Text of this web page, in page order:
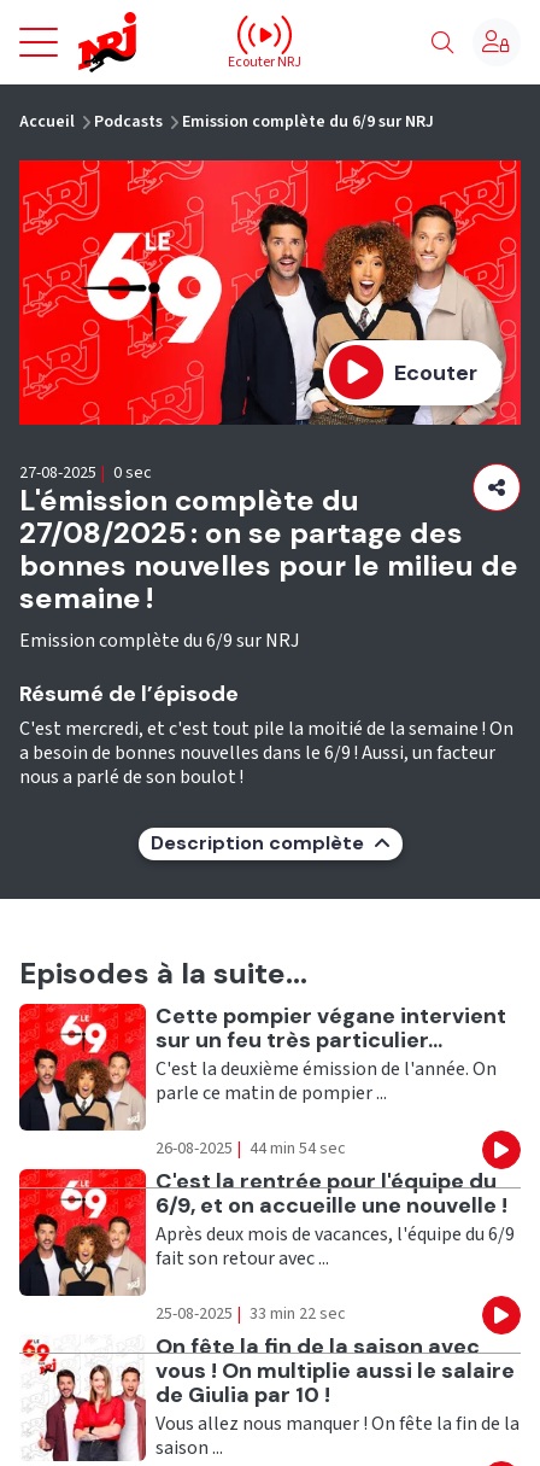
NRJ - Accueil
Ecouter NRJ
Accueil Podcasts Emission complète du 6/9 sur NRJ
Ecouter
L'émission complète du
27/08/2025 : on se partage des
bonnes nouvelles pour le milieu de
semaine !
Emission complète du 6/9 sur NRJ
27-08-2025 | 0 sec
Résumé de l’épisode
C'est mercredi, et c'est tout pile la moitié de la semaine ! On
a besoin de bonnes nouvelles dans le 6/9 ! Aussi, un facteur
nous a parlé de son boulot !
Description complète
Episodes à la suite...
Ecouter
Cette pompier végane intervient
sur un feu très particulier...
C'est la deuxième émission de l'année. On
parle ce matin de pompier ...
26-08-2025 | 44 min 54 sec
Ecouter
C'est la rentrée pour l'équipe du
6/9, et on accueille une nouvelle !
Après deux mois de vacances, l'équipe du 6/9
fait son retour avec ...
25-08-2025 | 33 min 22 sec
Ecouter
On fête la fin de la saison avec
vous ! On multiplie aussi le salaire
de Giulia par 10 !
Vous allez nous manquer ! On fête la fin de la
saison ...